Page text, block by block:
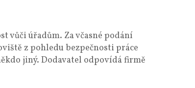
vůči úřadům. Za včasné podání
z pohledu bezpečnosti práce
jiný. Dodavatel odpovídá firmě